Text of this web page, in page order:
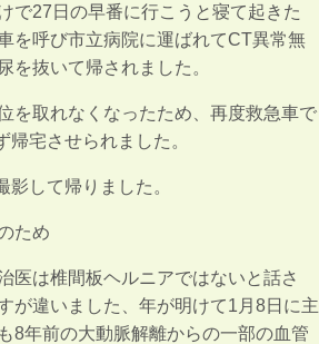
で27日の早番に行こうと寝て起きた
を呼び市立病院に運ばれてCT異常無
を抜いて帰されました。
を取れなくなったため、再度救急車で
宅させられました。
して帰りました。
ため
医は椎間板ヘルニアではないと話さ
が違いました、年が明けて1月8日に主
8年前の大動脈解離からの一部の血管